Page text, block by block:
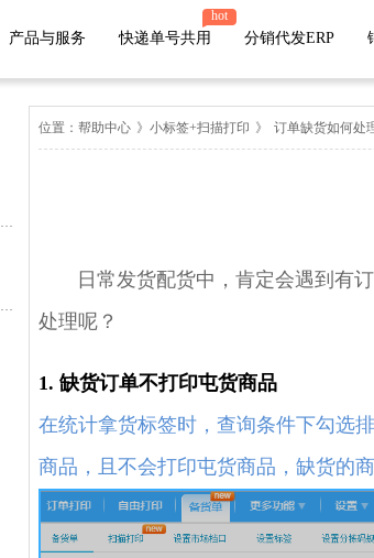
产品与服务
优选平台
鲁班系统 火山小视频 萌推
微信小商店
快递单号共用
hot
分销代发ERP
如何设置、使用分拣码，单双件订单快速分拣打包？
如何使用小标签，完成备货，分拣，打包，扫描打印发货流程？
位置： 帮助中心 》 小标签+扫描打印 》 订单缺货如何处
日常发货配货中，肯定会遇到有订
处理呢？
1. 缺货订单不打印屯货商品
在统计拿货标签时，查询条件下勾选
商品，且不会打印屯货商品，缺货的